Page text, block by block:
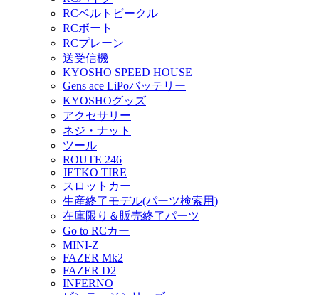
RCベルトビークル
RCボート
RCプレーン
送受信機
KYOSHO SPEED HOUSE
Gens ace LiPoバッテリー
KYOSHOグッズ
アクセサリー
ネジ・ナット
ツール
ROUTE 246
JETKO TIRE
スロットカー
生産終了モデル(パーツ検索用)
在庫限り＆販売終了パーツ
Go to RCカー
MINI-Z
FAZER Mk2
FAZER D2
INFERNO